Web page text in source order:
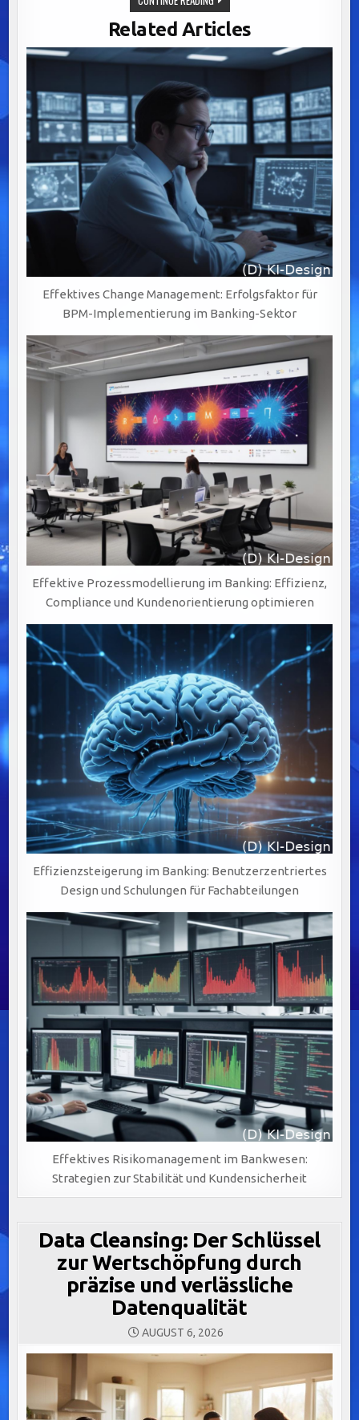
INTEGRATION
VON
LEGACY-
SYSTEMEN:
SCHLÜSSEL
ZU
AGILEM
DURCH
BPM-
LÖSUNGEN
Related Articles
Effektives Change Management: Erfolgsfaktor für
BPM-Implementierung im Banking-Sektor
Effektive Prozessmodellierung im Banking: Effizienz,
Compliance und Kundenorientierung optimieren
Effizienzsteigerung im Banking: Benutzerzentriertes
Design und Schulungen für Fachabteilungen
Effektives Risikomanagement im Bankwesen:
Strategien zur Stabilität und Kundensicherheit
Data Cleansing: Der Schlüssel
zur Wertschöpfung durch
präzise und verlässliche
Datenqualität
AUGUST 6, 2026